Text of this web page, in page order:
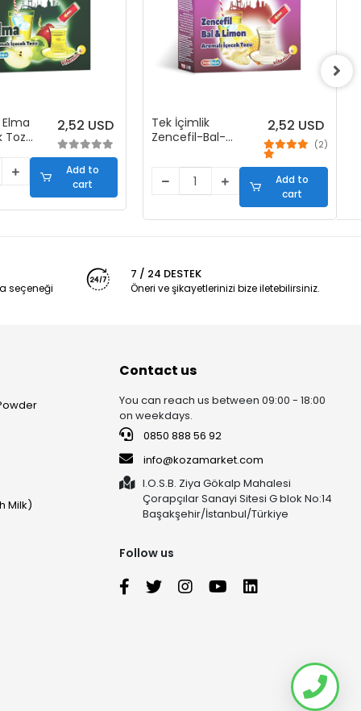
Tozu
2,52 USD
Add to
cart
Tek İçimlik
Zencefil-Bal-
İçecek Tozu (40
Stick)
2,52 USD
(2)
Add to
cart
seçeneği
7 / 24 DESTEK
Öneri ve şikayetlerinizi bize iletebilirsiniz.
Milk)
Contact us
You can reach us between 09:00 - 18:00
on weekdays.
0850 888 56 92
info@kozamarket.com
I.O.S.B. Ziya Gökalp Mahalesi
Çorapçılar Sanayi Sitesi G blok No:14
Başakşehir/İstanbul/Türkiye
Follow us